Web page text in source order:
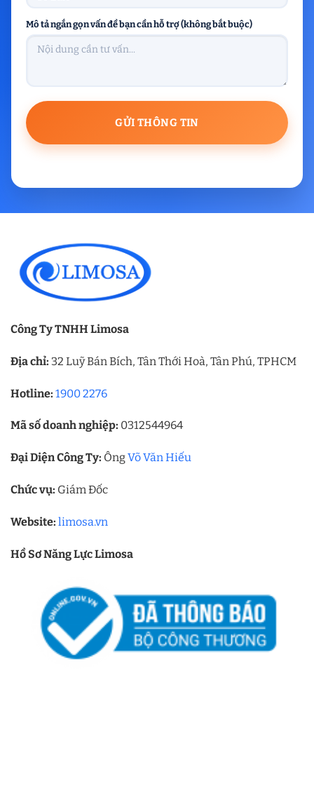
Mô tả ngắn gọn vấn đề bạn cần hỗ trợ (không bắt buộc)
Công Ty TNHH Limosa
Địa chỉ: 32 Luỹ Bán Bích, Tân Thới Hoà, Tân Phú, TPHCM
Hotline: 1900 2276
Mã số doanh nghiệp: 0312544964
Đại Diện Công Ty: ÔngVõ Văn Hiếu
Chức vụ: Giám Đốc
Website: limosa.vn
Hồ Sơ Năng Lực Limosa